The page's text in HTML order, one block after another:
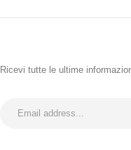
Ricevi tutte le ultime